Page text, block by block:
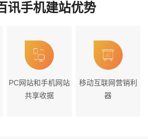
讯手机建站优势
PC网站和手机网站
共享收据
移动互联网营销利
器